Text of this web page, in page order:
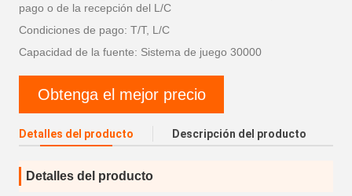
pago o de la recepción del L/C
Condiciones de pago: T/T, L/C
Capacidad de la fuente: Sistema de juego 30000
Obtenga el mejor precio
Detalles del producto Descripción del producto
Detalles del producto